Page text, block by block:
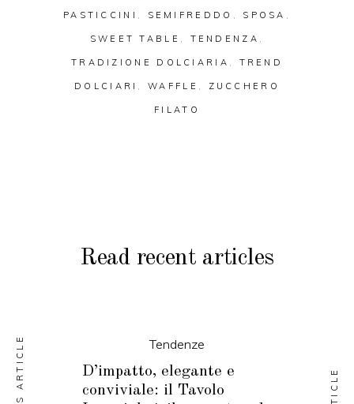
PASTICCINI , SEMIFREDDO , SPOSA ,
SWEET TABLE , TENDENZA ,
TRADIZIONE DOLCIARIA , TREND
DOLCIARI ,WAFFLE , ZUCCHERO
FILATO
Read recent articles
Tendenze
D’impatto, elegante e
conviviale: il Tavolo